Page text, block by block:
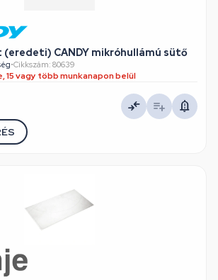
CANDY mikróhullámú sütő
•Cikkszám: 80639
15 vagy több munkanapon belül